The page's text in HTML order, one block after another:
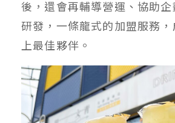
後，還會再輔導營運、協助
研發，一條龍式的加盟服務
上最佳夥伴。